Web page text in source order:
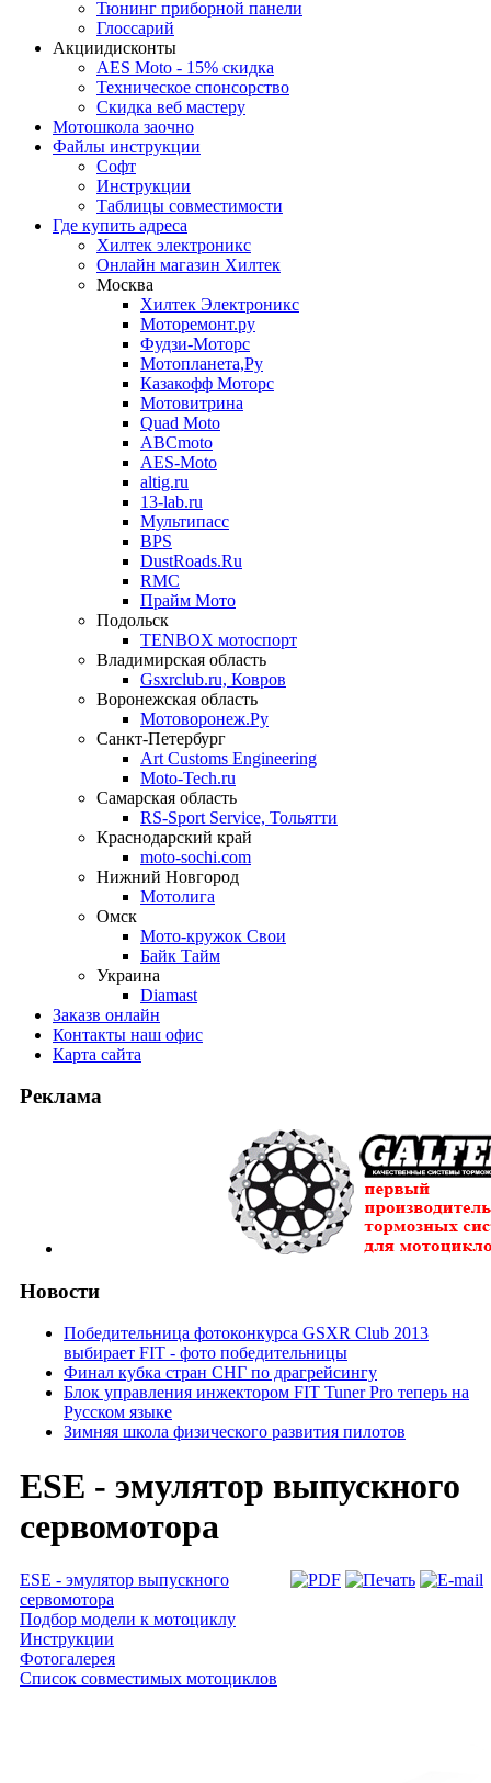
Тюнинг приборной панели
Глоссарий
Акциидисконты
AES Moto - 15% скидка
Техническое спонсорство
Скидка веб мастеру
Мотошкола заочно
Файлы инструкции
Софт
Инструкции
Таблицы совместимости
Где купить адреса
Хилтек электроникс
Онлайн магазин Хилтек
Москва
Хилтек Электроникс
Моторемонт.ру
Фудзи-Моторс
Мотопланета,Ру
Казакофф Моторс
Мотовитрина
Quad Moto
ABCmoto
AES-Moto
altig.ru
13-lab.ru
Мультипасс
BPS
DustRoads.Ru
RMC
Прайм Мото
Подольск
TENBOX мотоспорт
Владимирская область
Gsxrclub.ru, Ковров
Воронежская область
Мотоворонеж.Ру
Санкт-Петербург
Art Customs Engineering
Moto-Tech.ru
Самарская область
RS-Sport Service, Тольятти
Краснодарский край
moto-sochi.com
Нижний Новгород
Мотолига
Омск
Мото-кружок Свои
Байк Тайм
Украина
Diamast
Заказв онлайн
Контакты наш офис
Карта сайта
Реклама
Новости
Победительница фотоконкурса GSXR Club 2013
выбирает FIT - фото победительницы
Финал кубка стран СНГ по драгрейсингу
Блок управления инжектором FIT Tuner Pro теперь на
Русском языке
Зимняя школа физического развития пилотов
ESE - эмулятор выпускного
сервомотора
ESE - эмулятор выпускного
сервомотора
Подбор модели к мотоциклу
Инструкции
Фотогалерея
Список совместимых мотоциклов